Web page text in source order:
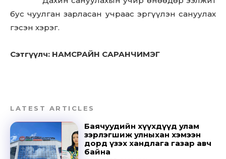
бус чуулган зарласан учраас эргүүлэн сануулах
гэсэн хэрэг.
Сэтгүүлч: НАМСРАЙН САРАНЧИМЭГ
LATEST ARTICLES
Баячуудийн хүүхдүүд улам
зэрлэгшиж улныхан хэмээн
дорд үзэх хандлага газар авч
байна